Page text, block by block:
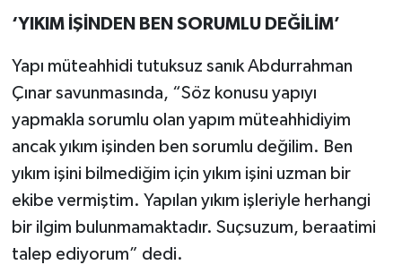
‘YIKIM İŞİNDEN BEN SORUMLU DEĞİLİM’
Yapı müteahhidi tutuksuz sanık Abdurrahman
Çınar savunmasında, “Söz konusu yapıyı
yapmakla sorumlu olan yapım müteahhidiyim
ancak yıkım işinden ben sorumlu değilim. Ben
yıkım işini bilmediğim için yıkım işini uzman bir
ekibe vermiştim. Yapılan yıkım işleriyle herhangi
bir ilgim bulunmamaktadır. Suçsuzum, beraatimi
talep ediyorum” dedi.